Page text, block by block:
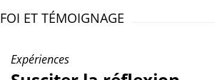
FOI ET TÉMOIGNAGE
Expériences